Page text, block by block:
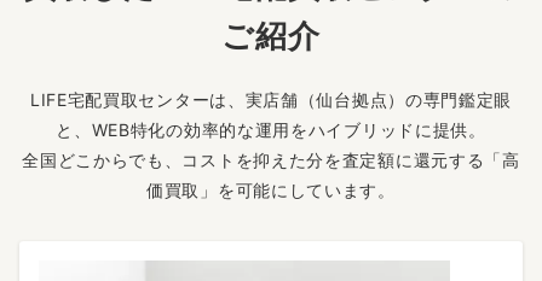
ご紹介
LIFE宅配買取センターは、実店舗（仙台拠点）の専門鑑定眼
と、WEB特化の効率的な運用をハイブリッドに提供。
全国どこからでも、コストを抑えた分を査定額に還元する「高
価買取」を可能にしています。